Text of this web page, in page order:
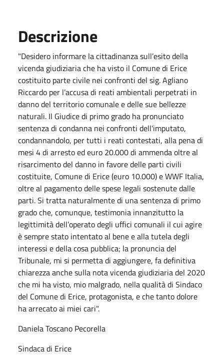
Descrizione
"Desidero informare la cittadinanza sull’esito della
vicenda giudiziaria che ha visto il Comune di Erice
costituito parte civile nei confronti del sig. Agliano
Riccardo per l’accusa di reati ambientali perpetrati in
danno del territorio comunale e delle sue bellezze
naturali. Il Giudice di primo grado ha pronunciato
sentenza di condanna nei confronti dell'imputato,
condannandolo, per tutti i reati contestati, alla pena di
mesi 4 di arresto ed euro 20.000 di ammenda oltre al
risarcimento del danno in favore delle parti civili
costituite, Comune di Erice (euro 10.000) e WWF Italia,
oltre al pagamento delle spese legali sostenute dalle
parti. Si tratta naturalmente di una sentenza di primo
grado che, comunque, testimonia innanzitutto la
legittimità dell’operato degli uffici comunali il cui agire
è sempre stato intentato al bene e alla tutela degli
interessi e della cosa pubblica; la pronuncia del
Tribunale, mi si permetta di aggiungere, fa definitiva
chiarezza anche sulla nota vicenda giudiziaria del 2020
che mi ha visto, mio malgrado, nella qualità di Sindaco
del Comune di Erice, protagonista, e che tanto dolore
ha arrecato ai miei cari".
Daniela Toscano Pecorella
Sindaca di Erice